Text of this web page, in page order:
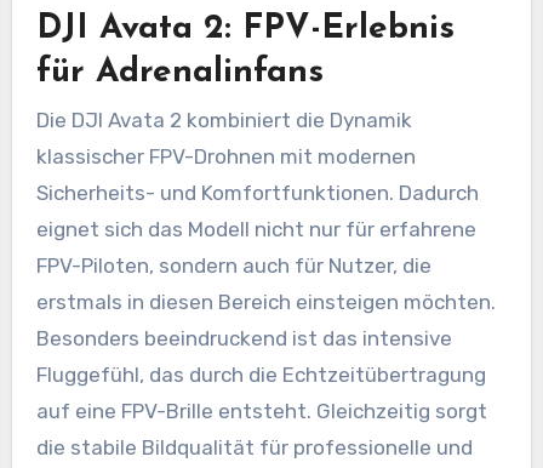
DJI Avata 2: FPV-Erlebnis
für Adrenalinfans
Die DJI Avata 2 kombiniert die Dynamik
klassischer FPV-Drohnen mit modernen
Sicherheits- und Komfortfunktionen. Dadurch
eignet sich das Modell nicht nur für erfahrene
FPV-Piloten, sondern auch für Nutzer, die
erstmals in diesen Bereich einsteigen möchten.
Besonders beeindruckend ist das intensive
Fluggefühl, das durch die Echtzeitübertragung
auf eine FPV-Brille entsteht. Gleichzeitig sorgt
die stabile Bildqualität für professionelle und